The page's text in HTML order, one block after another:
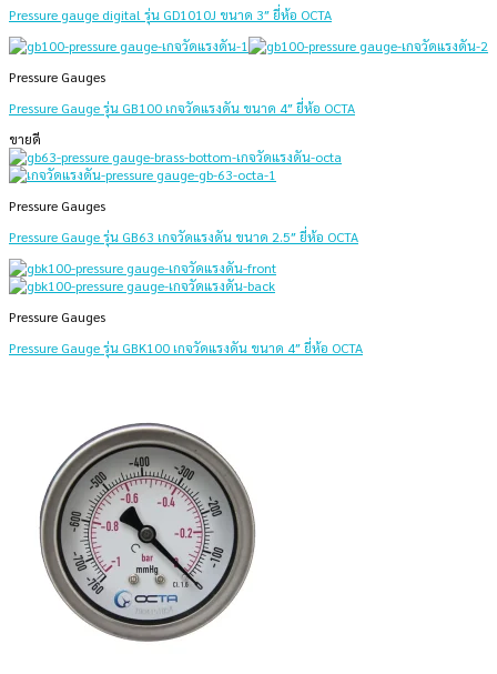
Pressure gauge digital รุ่น GD1010J ขนาด 3″ ยี่ห้อ OCTA
Pressure Gauges
Pressure Gauge รุ่น GB100 เกจวัดแรงดัน ขนาด 4″ ยี่ห้อ OCTA
ขายดี
Pressure Gauges
Pressure Gauge รุ่น GB63 เกจวัดแรงดัน ขนาด 2.5″ ยี่ห้อ OCTA
Pressure Gauges
Pressure Gauge รุ่น GBK100 เกจวัดแรงดัน ขนาด 4″ ยี่ห้อ OCTA